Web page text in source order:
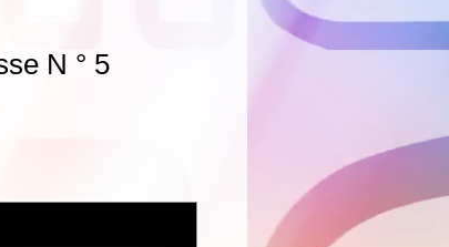
N ° 5